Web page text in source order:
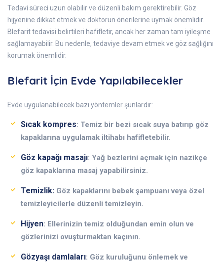
Tedavi süreci uzun olabilir ve düzenli bakım gerektirebilir. Göz
hijyenine dikkat etmek ve doktorun önerilerine uymak önemlidir.
Blefarit tedavisi belirtileri hafifletir, ancak her zaman tam iyileşme
sağlamayabilir. Bu nedenle, tedaviye devam etmek ve göz sağlığını
korumak önemlidir.
Blefarit İçin Evde Yapılabilecekler
Evde uygulanabilecek bazı yöntemler şunlardır:
Sıcak kompres: Temiz bir bezi sıcak suya batırıp göz
kapaklarına uygulamak iltihabı hafifletebilir.
Göz kapağı masajı: Yağ bezlerini açmak için nazikçe
göz kapaklarına masaj yapabilirsiniz.
Temizlik: Göz kapaklarını bebek şampuanı veya özel
temizleyicilerle düzenli temizleyin.
Hijyen: Ellerinizin temiz olduğundan emin olun ve
gözlerinizi ovuşturmaktan kaçının.
Gözyaşı damlaları: Göz kuruluğunu önlemek ve